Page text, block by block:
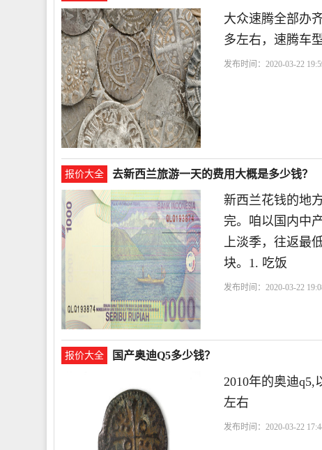
大众速腾全部办
多左右，速腾车
发布时间：2020-03-22
报价大全 去新西兰旅游一天的费用大概是多少钱？
新西兰花钱的地
完。咱以国内中
上淡季，往返最
块。1. 吃饭
发布时间：2020-03-22
报价大全 国产奥迪Q5多少钱？
2010年的奥迪q5,
左右
发布时间：2020-03-22